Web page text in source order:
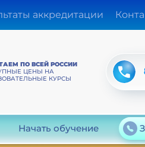
аккредитации
ПО ВСЕЙ РОССИИ
ЦЕНЫ НА
КУРСЫ
Начать обучение